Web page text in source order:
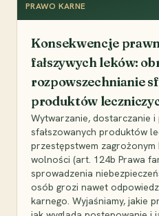
PRAWO KARNE
Konsekwencje
fałszywych leków:
rozpowszechnianie
produktów
Wytwarzanie, dostarczanie i
sfałszowanych produktów
przestępstwem
wolności (art. 124b Prawa
sprowadzenia
osób grozi nawet
karnego. Wyjaśniamy, jakie